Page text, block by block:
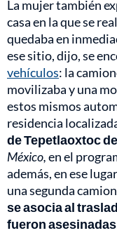
La mujer también
casa en la que se
quedaba en
ese sitio, dijo, se
vehículos: la
movilizaba y una
estos mismos
residencia
de Tepetlaoxtoc
México,en el
además, en ese
una segunda
se asocia al
fueron